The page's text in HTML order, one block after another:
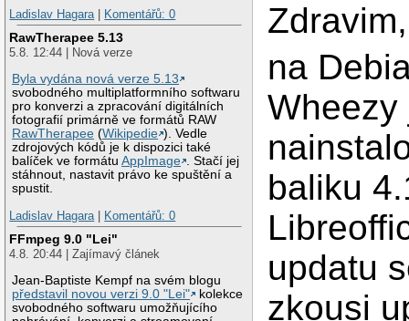
Ladislav Hagara
Komentářů: 0
RawTherapee 5.13
5.8. 12:44 | Nová verze
Byla vydána nová verze 5.13
svobodného multiplatformního softwaru
pro konverzi a zpracování digitálních
fotografií primárně ve formátů RAW
RawTherapee (Wikipedie ). Vedle
zdrojových kódů je k dispozici také
balíček ve formátuAppImage . Stačí jej
stáhnout, nastavit právo ke spuštění a
spustit.
Ladislav Hagara
Komentářů: 0
FFmpeg 9.0 "Lei"
4.8. 20:44 | Zajímavý článek
Jean-Baptiste Kempf na svém blogu
představil novou verzi 9.0 "Lei"
kolekce
svobodného softwaru umožňujícího
Zdravim,
na
Wheezy
baliku
updatu
zkousi